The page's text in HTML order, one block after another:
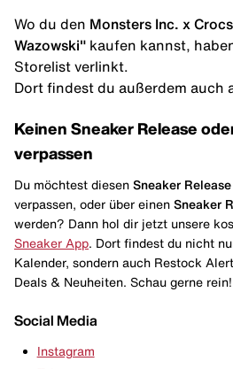
Wo du den Monsters Inc. x
Wazowski" kaufen kannst,
Storelist verlinkt.
Dort findest du außerdem auch
Keinen Sneaker Release
verpassen
Du möchtest diesen Sneaker Release
verpassen, oder über einen Sneaker
werden? Dann hol dir jetzt unsere
Sneaker App . Dort findest du nicht
Kalender, sondern auch Restock
Deals & Neuheiten. Schau gerne rein!
Social Media
Instagram